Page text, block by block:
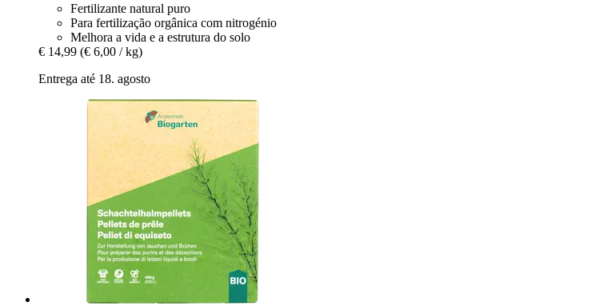
Fertilizante natural puro
Para fertilização orgânica com nitrogénio
Melhora a vida e a estrutura do solo
€ 14,99 (€ 6,00 / kg)
Entrega até 18. agosto